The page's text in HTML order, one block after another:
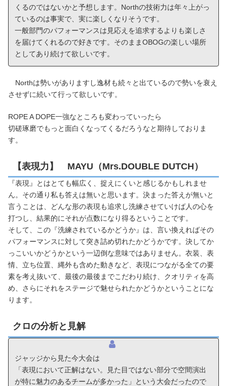
くるのではないかと予想します。Northの技術力は年々上がっ
ているのは事実で、実に楽しくなりそうです。
一般部門のパフォーマンスは見応えを追求するよりも楽しさ
を届けてくれるので好きです。そのままOBOGの楽しい場所
としてあり続けて欲しいです。
Northは勢いがありますし逸材も続々と出ているので勢いを衰え
させずに続いて行って欲しいです。
ROPE A DOPE一強なところも変わっていったら
切磋琢磨でもっと面白くなってくるだろうなと期待しておりま
す。
【表現力】 MAYU（Mrs.DOUBLE DUTCH）
『表現』とはとても幅広く、捉えにくいと感じるかもしれませ
ん。その通り私も答えは無いと思います。決まった答えが無いと
言うことは、どんな形の表現も追求し洗練させていけば人の心を
打つし、結果的にそれが点数になり得るということです。
そして、この『洗練されているかどうか』は、言い換えればその
パフォーマンスに対して突き詰め切れたかどうかです。決してか
っこいいかどうかという一辺倒な意味ではありません。衣装、表
情、立ち位置、縄外も含めた動きなど、表現につながる全ての要
素を考え抜いて、最後の最後までこだわり続け、クオリティを高
め、さらにそれをステージで魅せられたかどうかということにな
ります。
クロの分析と見解
ジャッジから見た今大会は
「表現において正解はない。見た目ではない部分で空間演出
が特に魅力のあるチームが多かった」という大会だったので